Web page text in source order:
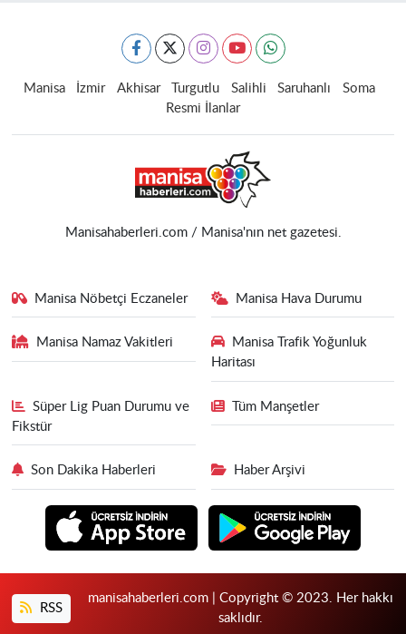
Manisa İzmir Akhisar Turgutlu Salihli Saruhanlı
Soma
Resmi İlanlar
Manisahaberleri.com / Manisa'nın net gazetesi.
Manisa Nöbetçi Eczaneler Manisa Hava Durumu
Manisa Namaz Vakitleri
Manisa Trafik Yoğunluk
Haritası
Süper Lig Puan Durumu ve
Fikstür
Tüm Manşetler
Son Dakika Haberleri Haber Arşivi
RSS
manisahaberleri.com | Copyright © 2023. Her hakkı
saklıdır.